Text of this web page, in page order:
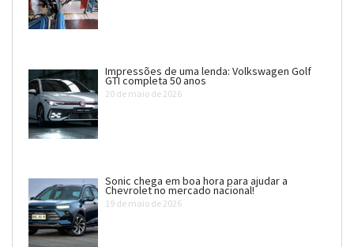
Impressões de uma lenda: Volkswagen Golf
GTI completa 50 anos
20 de maio de 2026
Sonic chega em boa hora para ajudar a
Chevrolet no mercado nacional!
19 de maio de 2026